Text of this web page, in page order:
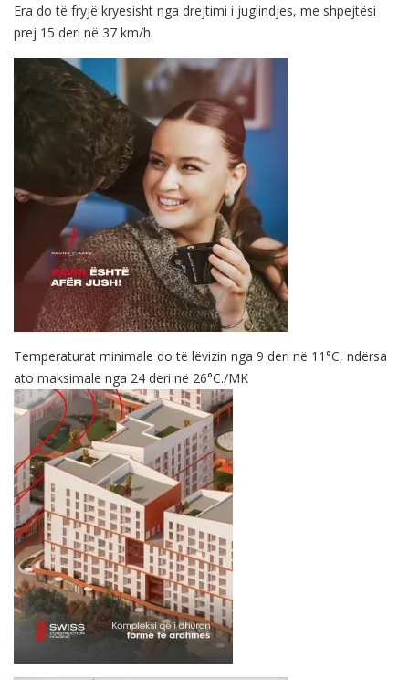
Era do të fryjë kryesisht nga drejtimi i juglindjes, me shpejtësi
prej 15 deri në 37 km/h.
Temperaturat minimale do të lëvizin nga 9 deri në 11°C, ndërsa
ato maksimale nga 24 deri në 26°C./MK